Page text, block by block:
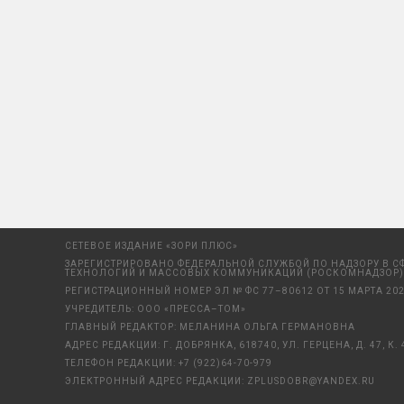
СЕТЕВОЕ ИЗДАНИЕ «ЗОРИ ПЛЮС»
ЗАРЕГИСТРИРОВАНО ФЕДЕРАЛЬНОЙ СЛУЖБОЙ ПО НАДЗОРУ В
ТЕХНОЛОГИЙ И МАССОВЫХ КОММУНИКАЦИЙ (РОСКОМНАДЗОР)
РЕГИСТРАЦИОННЫЙ НОМЕР ЭЛ № ФС 77–80612 ОТ 15 МАРТА
УЧРЕДИТЕЛЬ: ООО «ПРЕССА–ТОМ»
ГЛАВНЫЙ РЕДАКТОР: МЕЛАНИНА ОЛЬГА ГЕРМАНОВНА
АДРЕС РЕДАКЦИИ: Г. ДОБРЯНКА, 618740, УЛ. ГЕРЦЕНА, Д. 47, К.
ТЕЛЕФОН РЕДАКЦИИ: +7 (922)64-70-979
ЭЛЕКТРОННЫЙ АДРЕС РЕДАКЦИИ: ZPLUSDOBR@YANDEX.RU